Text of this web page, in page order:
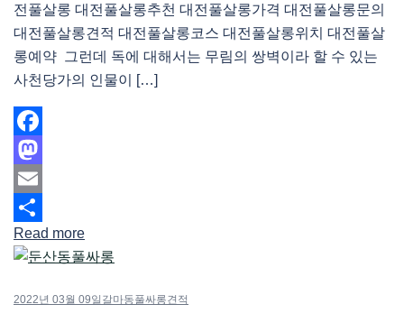
전풀살롱 대전풀살롱추천 대전풀살롱가격 대전풀살롱문의
대전풀살롱견적 대전풀살롱코스 대전풀살롱위치 대전풀살
롱예약 그런데 독에 대해서는 무림의 쌍벽이라 할 수 있는
사천당가의 인물이 […]
Facebook
Mastodon
Email
Share
Read more
2022년 03월 09일 갈마동풀싸롱견적